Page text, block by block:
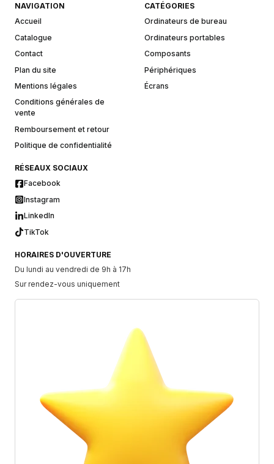
NAVIGATION
Accueil
Catalogue
Contact
Plan du site
Mentions légales
Conditions générales de
vente
Remboursement et retour
Politique de confidentialité
CATÉGORIES
Ordinateurs de bureau
Ordinateurs portables
Composants
Périphériques
Écrans
RÉSEAUX SOCIAUX
Facebook
Instagram
LinkedIn
TikTok
HORAIRES D'OUVERTURE
Du lundi au vendredi de 9h à 17h
Sur rendez-vous uniquement